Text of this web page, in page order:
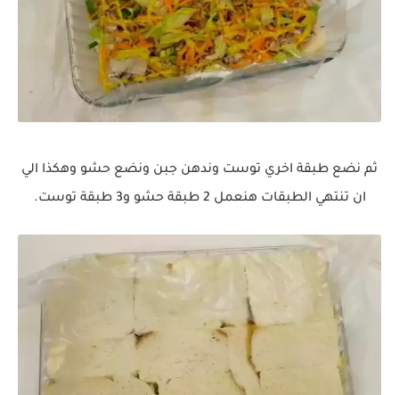
ثم نضع طبقة اخري توست وندهن جبن ونضع حشو وهكذا الي
ان تنتهي الطبقات هنعمل 2 طبقة حشو و3 طبقة توست.